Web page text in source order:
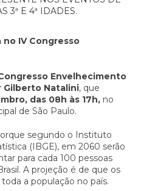
IV Congresso
Envelhecimento
Gilberto Natalini, que
das 08h às 17h, no
de São Paulo.
segundo o Instituto
(IBGE), em 2060 serão
para cada 100 pessoas
A projeção é de que os
a população no país.